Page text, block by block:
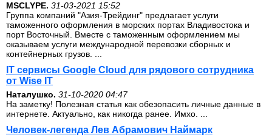
MSCLYPE. 31-03-2021 15:52
Группа компаний "Азия-Трейдинг" предлагает услуги
таможенного оформления в морских портах Владивостока и
порт Восточный. Вместе с таможенным оформлением мы
оказываем услуги международной перевозки сборных и
контейнерных грузов. ...
IT сервисы Google Cloud для рядового сотрудника
от Wise IT
Наталушко. 31-10-2020 04:47
На заметку! Полезная статья как обезопасить личные данные в
интернете. Актуально, как никогда ранее. Имхо. ...
Человек-легенда Лев Абрамович Наймарк